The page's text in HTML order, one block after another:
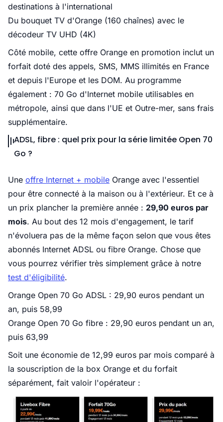
destinations à l'international
Du bouquet TV d'Orange (160 chaînes) avec le
décodeur TV UHD (4K)
Côté mobile, cette offre Orange en promotion inclut un
forfait doté des appels, SMS, MMS illimités en France
et depuis l'Europe et les DOM. Au programme
également : 70 Go d'Internet mobile utilisables en
métropole, ainsi que dans l'UE et Outre-mer, sans frais
supplémentaire.
ADSL, fibre : quel prix pour la série limitée Open 70
Go ?
Une offre Internet + mobile Orange avec l'essentiel
pour être connecté à la maison ou à l'extérieur. Et ce à
un prix plancher la première année : 29,90 euros par
mois. Au bout des 12 mois d'engagement, le tarif
n'évoluera pas de la même façon selon que vous êtes
abonnés Internet ADSL ou fibre Orange. Chose que
vous pourrez vérifier très simplement grâce à notre
test d'éligibilité.
Orange Open 70 Go ADSL : 29,90 euros pendant un
an, puis 58,99
Orange Open 70 Go fibre : 29,90 euros pendant un an,
puis 63,99
Soit une économie de 12,99 euros par mois comparé à
la souscription de la box Orange et du forfait
séparément, fait valoir l'opérateur :